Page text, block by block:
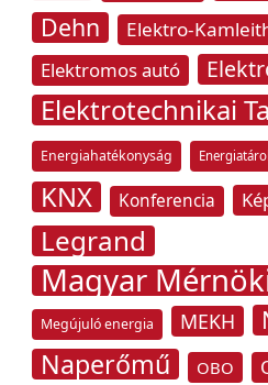
Dehn
Elektro-
Elektromos autó
Elektrotechnikai
Energiahatékonyság
KNX Konferencia
Legrand
Magyar
Megújuló energia MEKH
Naperőmű OBO